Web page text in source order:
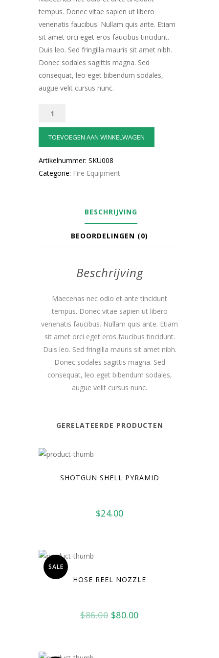
tempus. Donec vitae sapien ut libero
venenatis faucibus. Nullam quis ante. Etiam
sit amet orci eget eros faucibus tincidunt.
Duis leo. Sed fringilla mauris sit amet nibh.
Donec sodales sagittis magna. Sed
consequat, leo eget bibendum sodales,
augue velit cursus nunc.
Rolled
Roll
aantal
TOEVOEGEN AAN WINKELWAGEN
Artikelnummer: SKU008
Categorie: Fire Equipment
BESCHRIJVING
BEOORDELINGEN (0)
Beschrijving
Maecenas nec odio et ante tincidunt
tempus. Donec vitae sapien ut libero
venenatis faucibus. Nullam quis ante. Etiam
sit amet orci eget eros faucibus tincidunt.
Duis leo. Sed fringilla mauris sit amet nibh.
Donec sodales sagittis magna. Sed
consequat, leo eget bibendum sodales,
augue velit cursus nunc.
GERELATEERDE PRODUCTEN
SHOTGUN SHELL PYRAMID
$24.00
SALE
HOSE REEL NOZZLE
$86.00 Oorspronkelijke
$80.00Huidige